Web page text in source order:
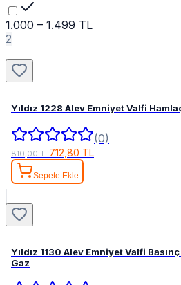
1.000 – 1.499 TL
2
Yıldız 1228 Alev Emniyet Valfi
(0)
810,00 TL 712,80 TL
Sepete Ekle
Yıldız 1130 Alev Emniyet Valfi
Gaz